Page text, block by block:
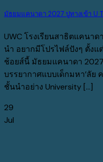
มัธยมแคนาดา 2027 ปูทางเข้า U
UWC โรงเรียนสาธิตแคนา
นำ อยากมีโปรไฟล์ปังๆ ตั้ง
ช้อยส์นี้ มัธยมแคนาดา
บรรยากาศแบบเด็กมหา’ลัย
ชั้นนำอย่าง University [...]
29
Jul